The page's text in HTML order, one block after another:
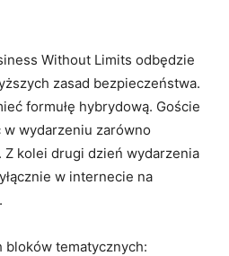
Without Limits odbędzie
zasad bezpieczeństwa.
formułę hybrydową. Goście
wydarzeniu zarówno
kolei drugi dzień wydarzenia
w internecie na
bloków tematycznych: